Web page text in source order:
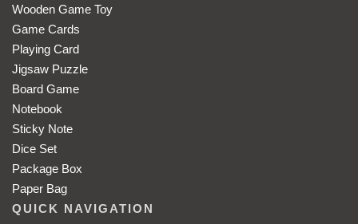
Wooden Game Toy
Game Cards
Playing Card
Jigsaw Puzzle
Board Game
Notebook
Sticky Note
Dice Set
Package Box
Paper Bag
QUICK NAVIGATION